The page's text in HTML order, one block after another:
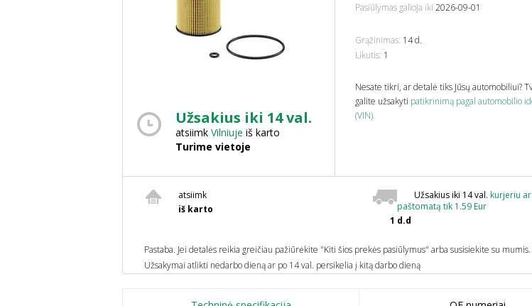
Užsakius iki 14 val.
atsiimk Vilniuje iš karto
Turime vietoje
Pasiūlymas galioja iki 2026-09-01
Grąžinimas: 14 d.
Likutis: 1
Nesate tikri, ar detalė tiks Jūsų automobiliui?
galite užsakyti patikrinimą pagal automobilio
(VIN).
atsiimk
iš karto
Užsakius iki 14 val. kurjeriu
paštomatą tik 1.59 Eur
1 d.d
Pastaba. Jei detalės reikia greičiau pažiūrėkite "Kiti šios prekės pasiūlymus" arba susisiekite su mumis.
Užsakymai atlikti nedarbo dieną ar po 14 val. persikelia į kitą darbo dieną